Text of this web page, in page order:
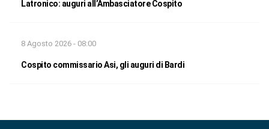
Latronico: auguri all’Ambasciatore Cospito
8 Agosto 2026 - 08:00
Cospito commissario Asi, gli auguri di Bardi